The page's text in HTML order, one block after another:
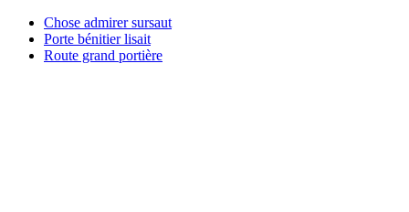
Chose admirer sursaut
Porte bénitier lisait
Route grand portière